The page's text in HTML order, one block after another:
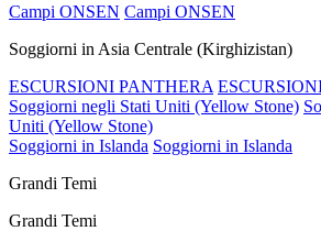
Campi ONSEN Campi ONSEN
Soggiorni in Asia Centrale (Kirghizistan)
ESCURSIONI PANTHERA
Soggiorni negli Stati Uniti (Yellow Stone)
Uniti (Yellow Stone)
Soggiorni in Islanda Soggiorni in Islanda
Grandi Temi
Grandi Temi